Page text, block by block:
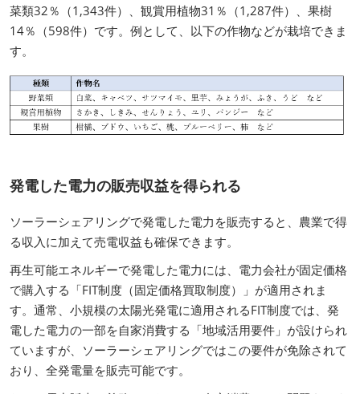
菜類32％（1,343件）、観賞用植物31％（1,287件）、果樹
14％（598件）です。例として、以下の作物などが栽培できま
す。
発電した電力の販売収益を得られる
ソーラーシェアリングで発電した電力を販売すると、農業で得
る収入に加えて売電収益も確保できます。
再生可能エネルギーで発電した電力には、電力会社が固定価格
で購入する「FIT制度（固定価格買取制度）」が適用されま
す。通常、小規模の太陽光発電に適用されるFIT制度では、発
電した電力の一部を自家消費する「地域活用要件」が設けられ
ていますが、ソーラーシェアリングではこの要件が免除されて
おり、全発電量を販売可能です。